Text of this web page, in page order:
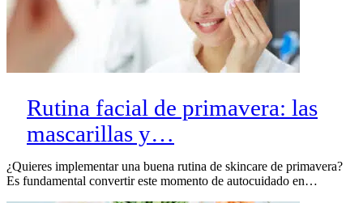
Rutina facial de primavera: las
mascarillas y…
¿Quieres implementar una buena rutina de skincare de primavera?
Es fundamental convertir este momento de autocuidado en…